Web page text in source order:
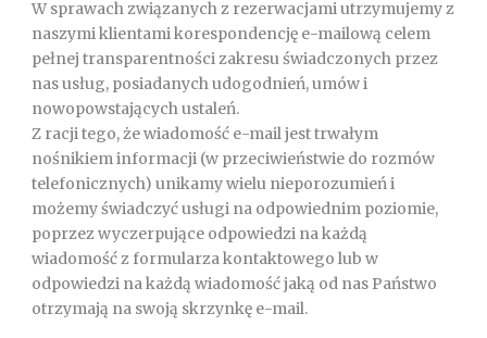
W sprawach związanych z rezerwacjami utrzymujemy z
naszymi klientami korespondencję e-mailową celem
pełnej transparentności zakresu świadczonych przez
nas usług, posiadanych udogodnień, umów i
nowopowstających ustaleń.
Z racji tego, że wiadomość e-mail jest trwałym
nośnikiem informacji (w przeciwieństwie do rozmów
telefonicznych) unikamy wielu nieporozumień i
możemy świadczyć usługi na odpowiednim poziomie,
poprzez wyczerpujące odpowiedzi na każdą
wiadomość z formularza kontaktowego lub w
odpowiedzi na każdą wiadomość jaką od nas Państwo
otrzymają na swoją skrzynkę e-mail.